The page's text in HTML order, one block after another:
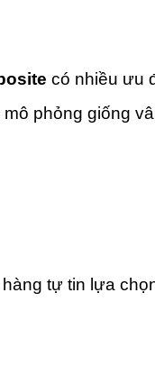
có nhiều ưu
phỏng giống
tự tin lựa